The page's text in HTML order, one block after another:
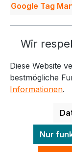
Weitere
Alle Preise
Versandkosten
Google Tag
Wir
Diese Website
bestmögliche
Informationen.
Nur